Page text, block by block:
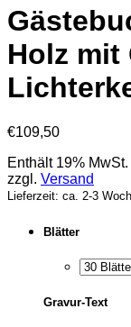
Holz mit
€109,50
Enthält 19% MwSt.
zzgl. Versand
Lieferzeit: ca. 2-3
Blätter
Gravur-Text